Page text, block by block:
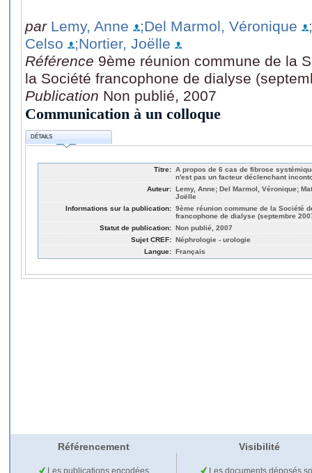
par Lemy, Anne ;Del Marmol, Véronique
Celso
;Nortier, Joëlle
Référence 9ème réunion commune de la
la Société francophone de dialyse
Publication Non publié, 2007
Communication à un colloque
DÉTAILS
Titre: A propos de 6 cas de fibrose
n'est pas un facteur déclenchant
Auteur: Lemy, Anne; Del Marmol, Véronique;
Joëlle
Informations sur la publication: 9ème réunion commune de la Société
francophone de dialyse (septembre
Statut de publication: Non publié, 2007
Sujet CREF: Néphrologie - urologie
Langue: Français
Référencement Visibilité